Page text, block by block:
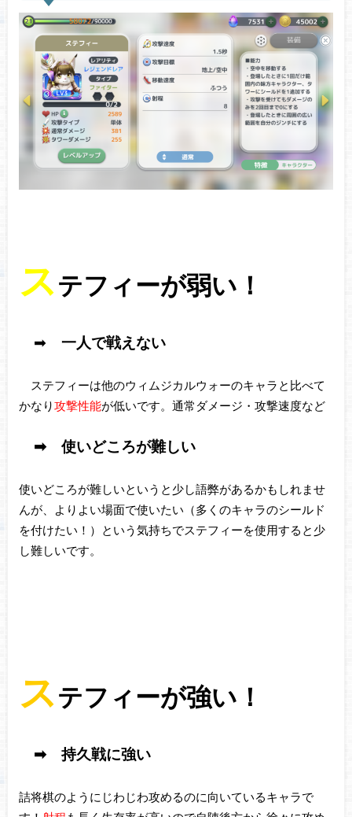
ステフィーが弱い！
➡ 一人で戦えない
ステフィーは他のウィムジカルウォーのキャラと比べて
かなり攻撃性能が低いです。通常ダメージ・攻撃速度など
➡ 使いどころが難しい
使いどころが難しいというと少し語弊があるかもしれませ
んが、よりよい場面で使いたい（多くのキャラのシールド
を付けたい！）という気持ちでステフィーを使用すると少
し難しいです。
ステフィーが強い！
➡ 持久戦に強い
詰将棋のようにじわじわ攻めるのに向いているキャラで